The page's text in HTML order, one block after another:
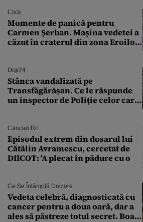
Click
Momente de panică pentru
Carmen Șerban. Mașina vedetei a
căzut în craterul din zona Eroilor:
Digi24
Stânca vandalizată pe
Transfăgărășan. Ce le răspunde
un inspector de Poliție celor care
Cancan.ro
Episodul extrem din dosarul lui
Cătălin Avramescu, cercetat de
DIICOT: 'A plecat în pădure cu o
Ce Se Întâmplă Doctore
Vedeta celebră, diagnosticată cu
cancer pentru a doua oară, dar a
ales să păstreze totul secret. Boala